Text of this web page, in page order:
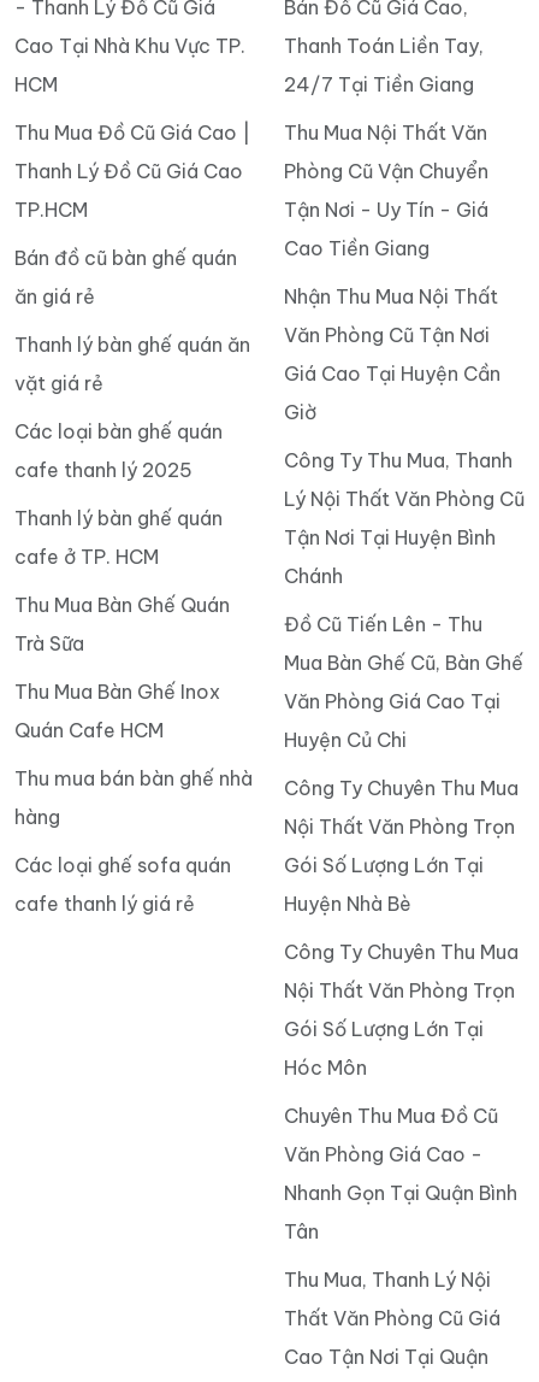
- Thanh Lý Đồ Cũ Giá
Cao Tại Nhà Khu Vực TP.
HCM
Thu Mua Đồ Cũ Giá Cao |
Thanh Lý Đồ Cũ Giá Cao
TP.HCM
Bán đồ cũ bàn ghế quán
ăn giá rẻ
Thanh lý bàn ghế quán ăn
vặt giá rẻ
Các loại bàn ghế quán
cafe thanh lý 2025
Thanh lý bàn ghế quán
cafe ở TP. HCM
Thu Mua Bàn Ghế Quán
Trà Sữa
Thu Mua Bàn Ghế Inox
Quán Cafe HCM
Thu mua bán bàn ghế nhà
hàng
Các loại ghế sofa quán
cafe thanh lý giá rẻ
Bán Đồ Cũ Giá Cao,
Thanh Toán Liền Tay,
24/7 Tại Tiền Giang
Thu Mua Nội Thất Văn
Phòng Cũ Vận Chuyển
Tận Nơi - Uy Tín - Giá
Cao Tiền Giang
Nhận Thu Mua Nội Thất
Văn Phòng Cũ Tận Nơi
Giá Cao Tại Huyện Cần
Giờ
Công Ty Thu Mua, Thanh
Lý Nội Thất Văn Phòng Cũ
Tận Nơi Tại Huyện Bình
Chánh
Đồ Cũ Tiến Lên - Thu
Mua Bàn Ghế Cũ, Bàn Ghế
Văn Phòng Giá Cao Tại
Huyện Củ Chi
Công Ty Chuyên Thu Mua
Nội Thất Văn Phòng Trọn
Gói Số Lượng Lớn Tại
Huyện Nhà Bè
Công Ty Chuyên Thu Mua
Nội Thất Văn Phòng Trọn
Gói Số Lượng Lớn Tại
Hóc Môn
Chuyên Thu Mua Đồ Cũ
Văn Phòng Giá Cao -
Nhanh Gọn Tại Quận Bình
Tân
Thu Mua, Thanh Lý Nội
Thất Văn Phòng Cũ Giá
Cao Tận Nơi Tại Quận